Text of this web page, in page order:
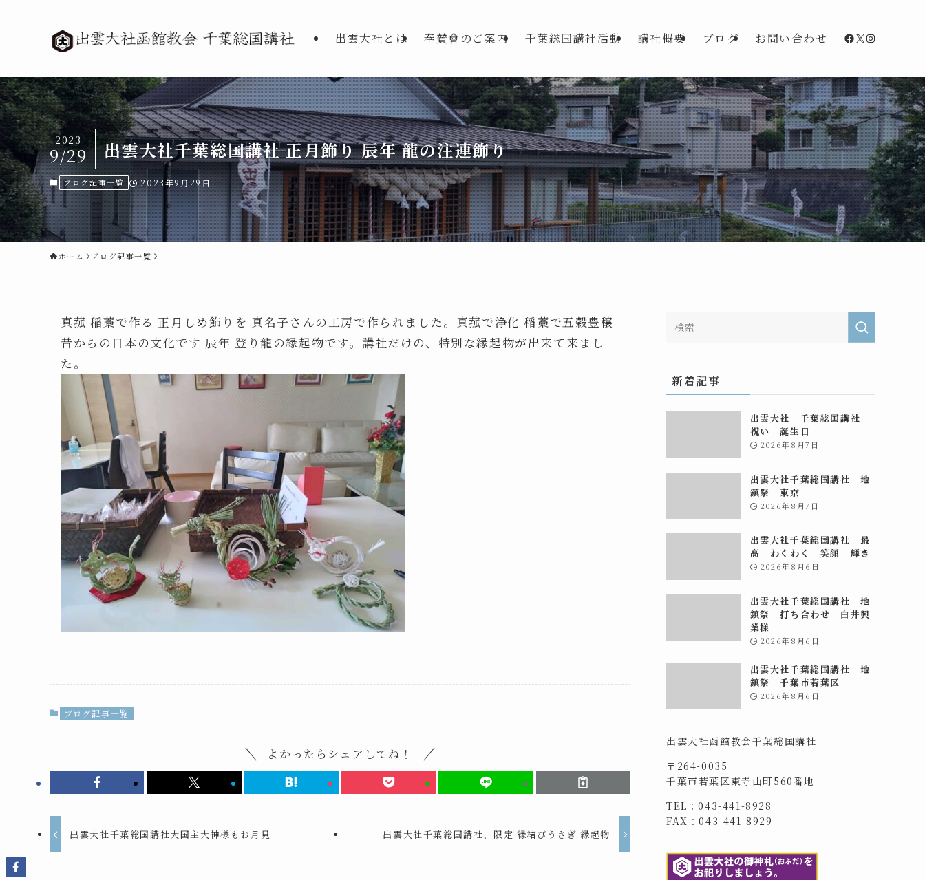
出雲大社とは 奉賛會のご案内 千葉総国講社活動 講社概要 ブログ お問い合わせ Facebook
X
出雲大社千葉総国講社 正月飾り 辰年 龍の注連飾り
2023
9/29
ブログ記事一覧 2023年9月29日
ホーム ブログ記事一覧
真菰 稲藁で作る 正月しめ飾りを 真名子さんの工房で作られました。真菰で浄化 稲藁で五穀豊穣
昔からの日本の文化です 辰年 登り龍の縁起物です。講社だけの、特別な縁起物が出来て来まし
た。
ブログ記事一覧
よかったらシェアしてね！
出雲大社千葉総国講社大国主大神様もお月見 出雲大社千葉総国講社、限定 縁結びうさぎ 縁起物
新着記事
出雲大社 千葉総国講社
祝い 誕生日
2026年8月7日
出雲大社千葉総国講社 地
鎮祭 東京
2026年8月7日
出雲大社千葉総国講社 最
高 わくわく 笑顔 輝き
2026年8月6日
出雲大社千葉総国講社 地
鎮祭 打ち合わせ 白井興
業様
2026年8月6日
出雲大社千葉総国講社 地
鎮祭 千葉市若葉区
2026年8月6日
出雲大社函館教会千葉総国講社
〒264-0035
千葉市若葉区東寺山町560番地
TEL：043-441-8928
FAX：043-441-8929